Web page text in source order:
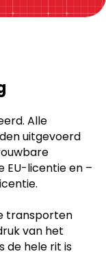
Alle
uitgevoerd
licentie en –
transporten
van het
de hele rit is